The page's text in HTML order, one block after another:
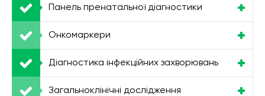
Панель пренатальної діагностики
Онкомаркери
Діагностика інфекційних захворювань
Загальноклінічні дослідження